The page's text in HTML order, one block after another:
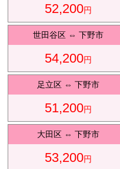
52,200円
世田谷区 ⇔下野市
54,200円
足立区 ⇔下野市
51,200円
大田区 ⇔下野市
53,200円